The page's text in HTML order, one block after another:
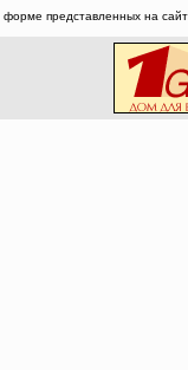
представленных на